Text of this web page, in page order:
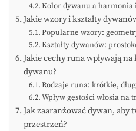
Kolor dywanu a
Jakie wzory i kształty
Popularne wzory:
Kształty dywanów:
Jakie cechy runa wpływają
dywanu?
Rodzaje runa: krótkie,
Wpływ gęstości włosia na
Jak zaaranżować dywan, aby
przestrzeń?